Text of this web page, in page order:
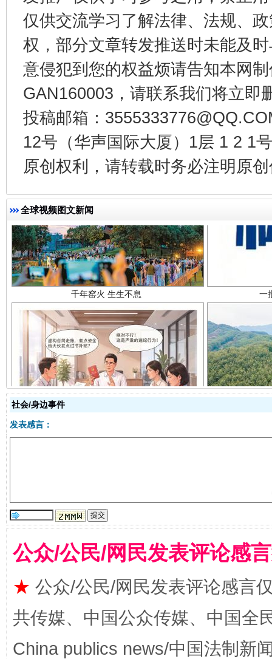
仅供交流学习了解法律、法规、
权，部分文章转发推送时未能及
意侵犯到您的权益烦请告知本网
GAN160003，请联系我们将立即
投稿邮箱：
12号（华声国际大厦）1层 1 2 1
原创权利，请转载时务必注明原
全球视频图文新闻
东山县通报“牛蛙产品抗生素超标问题” 法
千年窑火 生生不息 一
揭开“小金库”的免责幌子
受贿1.44亿！段成刚被判无期 从幼
社会/身边事件
发表感言：
公众/公民/网民发表评论感
★ 公众/公民/网民发表评论感言
共传媒、中国公众传媒、中国全
China publics news/中国法制新